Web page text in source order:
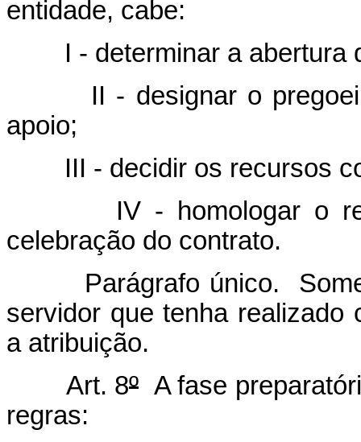
entidade, cabe:
I - determinar a abertura
II - designar o pregoeiro
apoio;
III - decidir os recursos
IV - homologar o
celebração do contrato.
Parágrafo único.
servidor que tenha realizado
a atribuição.
Art. 8º A fase
regras: